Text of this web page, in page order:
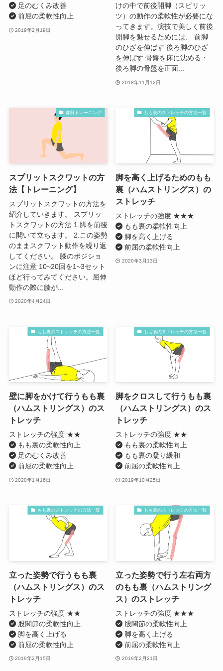
足のむくみ改善
前屈の柔軟性向上
2019年2月19日
けの中で前後開脚（スピリッ
ツ）の動作の柔軟性が必要にな
ってきます。演技で美しく前後
開脚を魅せるためには、 前脚
のひざを伸ばす 後ろ脚のひざ
を伸ばす 骨盤を床に沈める・
後ろ脚の骨盤を正面...
2018年11月12日
体幹トレーニング
スプリットスクワットの方
法【トレーニング】
スプリットスクワットの方法を
紹介していきます。 スプリッ
トスクワットの方法 1.脚を前後
に開いて立ちます。 2.この姿勢
のままスクワット動作を繰り返
してください。 膝のポジショ
ンに注意 10~20回を1~3セット
ほど行ってみてください。屈伸
動作の際に膝が...
2020年4月24日
もも裏のストレッチの方法一覧
脚を高く上げるためのもも
裏（ハムストリングス）の
ストレッチ
ストレッチの強度 ★★★
もも裏の柔軟性向上
脚を高く上げる
前屈の柔軟性向上
2020年3月13日
もも裏のストレッチの方法一覧
壁に脚をかけて行うもも裏
（ハムストリングス）のス
トレッチ
ストレッチの強度 ★★
もも裏の柔軟性向上
足のむくみ改善
前屈の柔軟性向上
2020年1月16日
もも裏のストレッチの方法一覧
脚をクロスして行うもも裏
（ハムストリングス）のス
トレッチ
ストレッチの強度 ★★
もも裏の柔軟性向上
もも裏の凝り緩和
前屈の柔軟性向上
2019年10月25日
もも裏のストレッチの方法一覧
立った姿勢で行うもも裏
（ハムストリングス）のス
トレッチ
ストレッチの強度 ★★
股関節の柔軟性向上
脚を高く上げる
前屈の柔軟性向上
2019年2月15日
もも裏のストレッチの方法一覧
立った姿勢で行う左右両方
のもも裏（ハムストリング
ス）のストレッチ
ストレッチの強度 ★★★
股関節の柔軟性向上
脚を高く上げる
前屈の柔軟性向上
2019年2月21日